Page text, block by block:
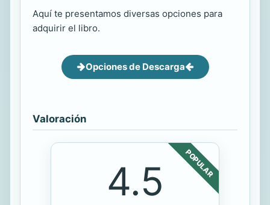
Aquí te presentamos diversas opciones para
adquirir el libro.
Opciones de Descarga
Valoración
POPULAR
4.5